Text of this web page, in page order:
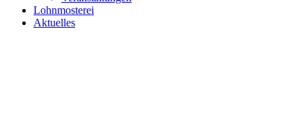
Lohnmosterei
Aktuelles